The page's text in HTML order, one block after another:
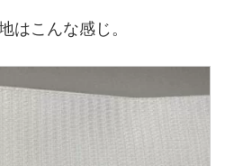
はこんな感じ。